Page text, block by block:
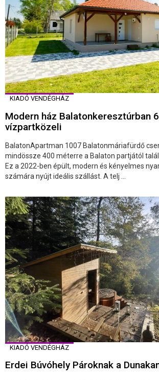
KIADÓ VENDÉGHÁZ
Modern ház Balatonkeresztúrban
vízpartközeli
BalatonApartman 1007 Balatonmáriafürdő
mindössze 400 méterre a Balaton partjától
Ez a 2022-ben épült, modern és kényelmes
számára nyújt ideális szállást. A telj ...
KIADÓ VENDÉGHÁZ
Erdei Búvóhely Pároknak a